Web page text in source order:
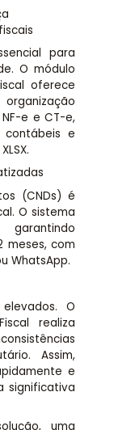
para
O módulo
oferece
e e CT-e,
e
(CNDs) é
O sistema
meses, com
WhatsApp.
O
realiza
Assim,
e
significativa
uma